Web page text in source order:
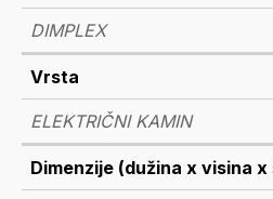
DIMPLEX
Vrsta
ELEKTRIČNI KAMIN
Dimenzije (dužina x visina